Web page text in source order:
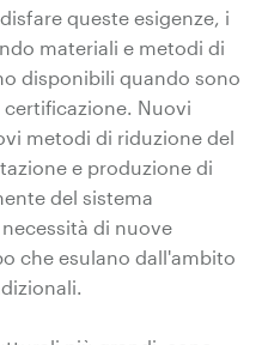
queste esigenze, i
materiali e metodi di
disponibili quando sono
Nuovi
metodi di riduzione del
e produzione di
del sistema
di nuove
che esulano dall'ambito